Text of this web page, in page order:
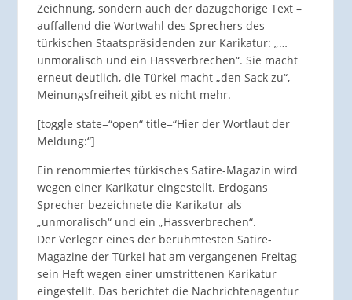
Zeichnung, sondern auch der dazugehörige Text –
auffallend die Wortwahl des Sprechers des
türkischen Staatspräsidenden zur Karikatur: „…
unmoralisch und ein Hassverbrechen“. Sie macht
erneut deutlich, die Türkei macht „den Sack zu“,
Meinungsfreiheit gibt es nicht mehr.
[toggle state=“open“ title=“Hier der Wortlaut der
Meldung:“]
Ein renommiertes türkisches Satire-Magazin wird
wegen einer Karikatur eingestellt. Erdogans
Sprecher bezeichnete die Karikatur als
„unmoralisch“ und ein „Hassverbrechen“.
Der Verleger eines der berühmtesten Satire-
Magazine der Türkei hat am vergangenen Freitag
sein Heft wegen einer umstrittenen Karikatur
eingestellt. Das berichtet die Nachrichtenagentur